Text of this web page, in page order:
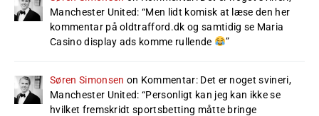
Manchester United: “Men lidt komisk at læse den her
kommentar på oldtrafford.dk og samtidig se Maria
Casino display ads komme rullende
”
Søren Simonsen on Kommentar: Det er noget svineri,
Manchester United: “Personligt kan jeg kan ikke se
hvilket fremskridt sportsbetting måtte bringe